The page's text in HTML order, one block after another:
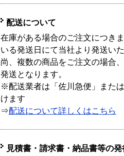
配送について
在庫がある場合のご注文につき
いる発送日にて当社より発送い
尚、複数の商品をご注文の場合
発送となります。
※配送業者は「佐川急便」また
けます
⇒配送について詳しくはこちら
見積書・請求書・納品書等の